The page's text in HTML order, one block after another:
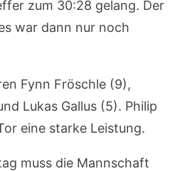
zum 30:28 gelang. Der
war dann nur noch
Fynn Fröschle (9),
Lukas Gallus (5). Philip
eine starke Leistung.
muss die Mannschaft